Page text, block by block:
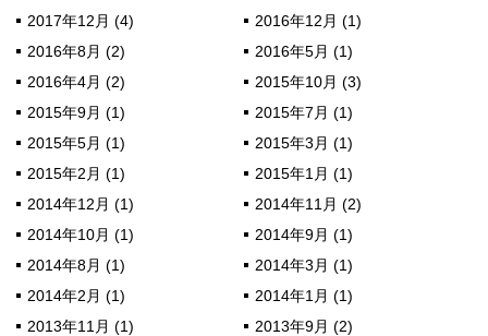
2017年12月 (4)
2016年12月 (1)
2016年8月 (2)
2016年5月 (1)
2016年4月 (2)
2015年10月 (3)
2015年9月 (1)
2015年7月 (1)
2015年5月 (1)
2015年3月 (1)
2015年2月 (1)
2015年1月 (1)
2014年12月 (1)
2014年11月 (2)
2014年10月 (1)
2014年9月 (1)
2014年8月 (1)
2014年3月 (1)
2014年2月 (1)
2014年1月 (1)
2013年11月 (1)
2013年9月 (2)